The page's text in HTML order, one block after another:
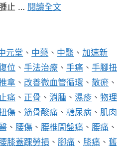
止 … 閱讀全文
元堂 、 中藥 、 中醫 、加速新
位 、 手法治療 、 手痛 、 手腳扭
拿 、 改善微血管循環 、 散瘀 、
止痛 、 正骨 、 消腫 、 濕疹 、 物理
傷 、 筋骨酸痛 、 糖尿病 、 肌肉
、 腰傷 、 腰椎間盤痛 、 腰痛 、
膝蓋踝勞損 、 腳痛 、 膝痛 、 舊